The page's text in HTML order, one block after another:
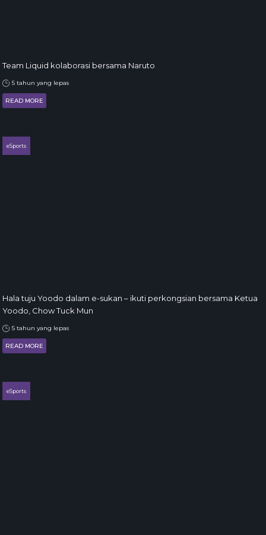
Team Liquid kolaborasi bersama Naruto
5 tahun yang lepas
READ MORE
eSports
Hala tuju Yoodo dalam e-sukan – ikuti perkongsian bersama Ketua
Yoodo, Chow Tuck Mun
5 tahun yang lepas
READ MORE
eSports